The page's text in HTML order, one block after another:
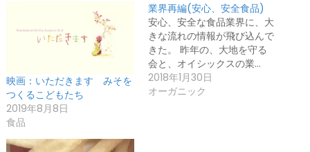
映画：いただきます みそを
つくるこどもたち
2019年8月8日
食品
業界再編(安心、安全食品)
安心、安全な食品業界に、大
きな流れの情報が飛び込んで
きた。 昨年の、大地を守る
会と、オイシックスの業…
2018年1月30日
オーガニック